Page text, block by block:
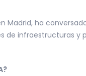
Madrid, ha
de infraestructuras y